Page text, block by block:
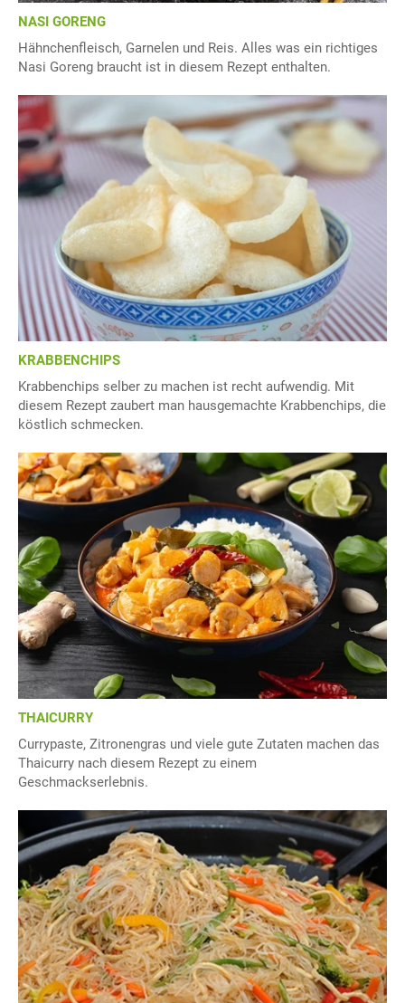
NASI GORENG
Hähnchenfleisch, Garnelen und Reis. Alles was ein richtiges
Nasi Goreng braucht ist in diesem Rezept enthalten.
KRABBENCHIPS
Krabbenchips selber zu machen ist recht aufwendig. Mit
diesem Rezept zaubert man hausgemachte Krabbenchips, die
köstlich schmecken.
THAICURRY
Currypaste, Zitronengras und viele gute Zutaten machen das
Thaicurry nach diesem Rezept zu einem
Geschmackserlebnis.